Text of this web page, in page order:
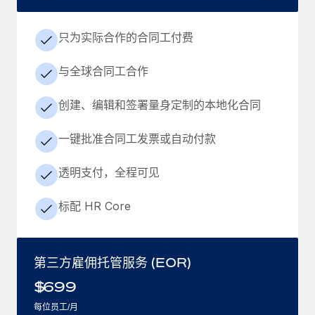
只为实际合作的合同工付费
与全球合同工合作
创建、编辑和签署量身定制的本地化合同
一键批准合同工发票或自动付款
透明支付，全程可见
标配 HR Core
第三方雇佣托管服务 (EOR)
$699
每位员工/月